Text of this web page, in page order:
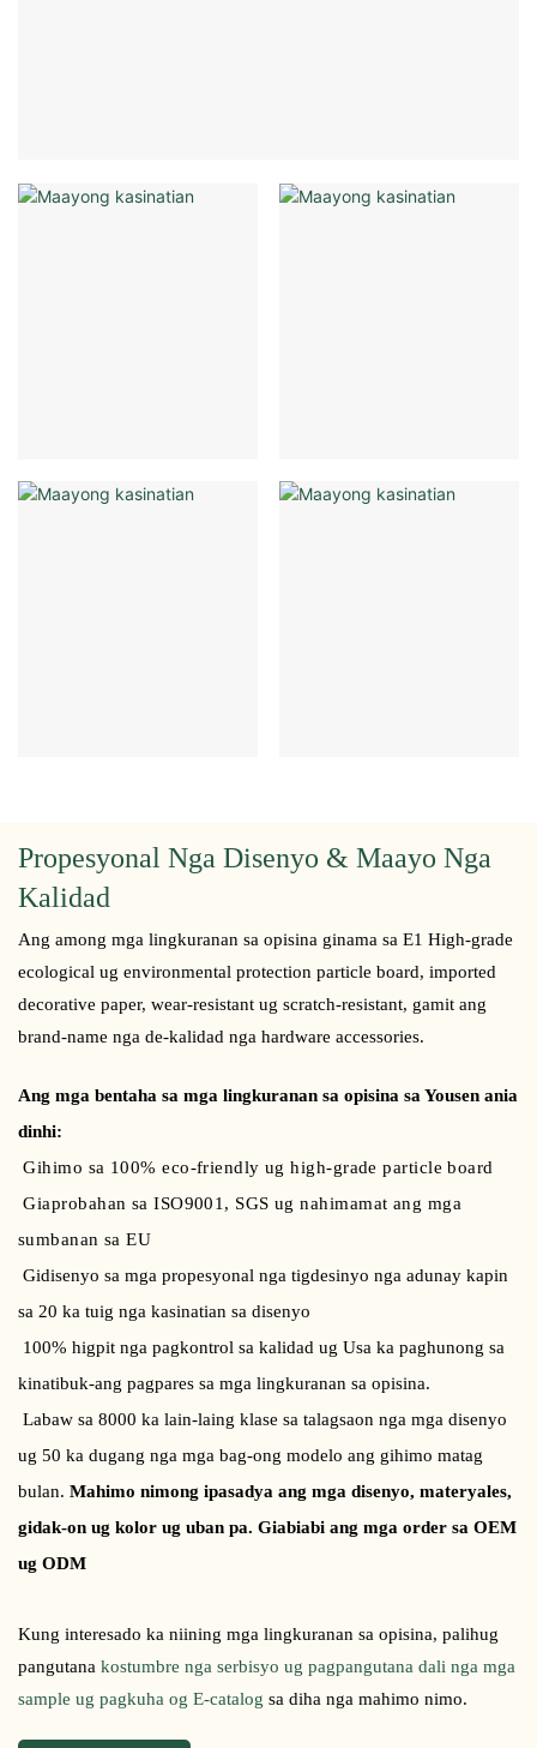
Propesyonal Nga Disenyo & Maayo Nga
Kalidad
Ang among mga lingkuranan sa opisina ginama sa E1 High-grade
ecological ug environmental protection particle board, imported
decorative paper, wear-resistant ug scratch-resistant, gamit ang
brand-name nga de-kalidad nga hardware accessories.
Ang mga bentaha sa mga lingkuranan sa opisina sa Yousen ania
dinhi:
Gihimo sa 100% eco-friendly ug high-grade particle board
Giaprobahan sa ISO9001, SGS ug nahimamat ang mga
sumbanan sa EU
Gidisenyo sa mga propesyonal nga tigdesinyo nga adunay kapin
sa 20 ka tuig nga kasinatian sa disenyo
100% higpit nga pagkontrol sa kalidad ug Usa ka paghunong sa
kinatibuk-ang pagpares sa mga lingkuranan sa opisina.
Labaw sa 8000 ka lain-laing klase sa talagsaon nga mga disenyo
ug 50 ka dugang nga mga bag-ong modelo ang gihimo matag
bulan. Mahimo nimong ipasadya ang mga disenyo, materyales,
gidak-on ug kolor ug uban pa. Giabiabi ang mga order sa OEM
ug ODM
Kung interesado ka niining mga lingkuranan sa opisina, palihug
pangutana kostumbre nga serbisyo ug pagpangutana dali nga mga
sample ug pagkuha og E-catalog sa diha nga mahimo nimo.